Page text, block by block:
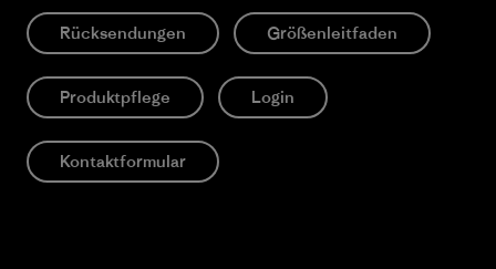
Rücksendungen Größenleitfaden
Produktpflege Login
Kontaktformular